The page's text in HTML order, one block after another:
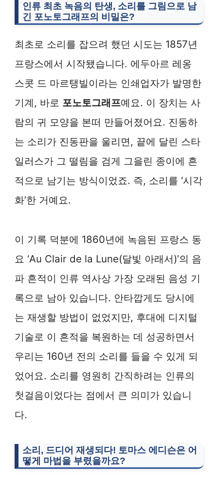
인류 최초 녹음의 탄생, 소리를 그림으로 남
긴 포노토그래프의 비밀은?
최초로 소리를 잡으려 했던 시도는 1857년
프랑스에서 시작됐습니다. 에두아르 레옹
스콧 드 마르탱빌이라는 인쇄업자가 발명한
기계, 바로 포노토그래프예요. 이 장치는 사
람의 귀 모양을 본떠 만들어졌어요. 진동하
는 소리가 진동판을 울리면, 끝에 달린 스타
일러스가 그 떨림을 검게 그을린 종이에 흔
적으로 남기는 방식이었죠. 즉, 소리를 ‘시각
화’한 거예요.
이 기록 덕분에 1860년에 녹음된 프랑스 동
요 ‘Au Clair de la Lune(달빛 아래서)’의 음
파 흔적이 인류 역사상 가장 오래된 음성 기
록으로 남아 있습니다. 안타깝게도 당시에
는 재생할 방법이 없었지만, 후대에 디지털
기술로 이 흔적을 복원하는 데 성공하면서
우리는 160년 전의 소리를 들을 수 있게 되
었어요. 소리를 영원히 간직하려는 인류의
첫걸음이었다는 점에서 큰 의미가 있습니
다.
소리, 드디어 재생되다! 토마스 에디슨은 어
떻게 마법을 부렸을까요?